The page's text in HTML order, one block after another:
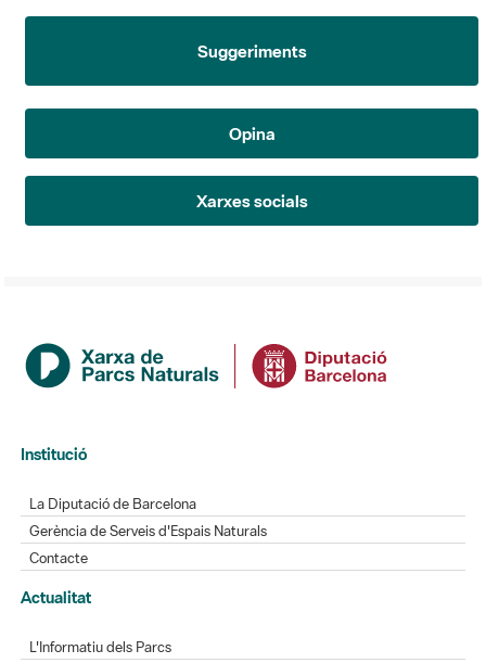
Suggeriments
Opina
Xarxes socials
Institució
La Diputació de Barcelona
Gerència de Serveis d'Espais Naturals
Contacte
Actualitat
L'Informatiu dels Parcs